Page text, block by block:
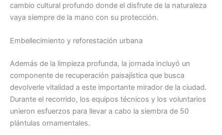
cambio cultural profundo donde el disfrute de la naturaleza
vaya siempre de la mano con su protección.
Embellecimiento y reforestación urbana
Además de la limpieza profunda, la jornada incluyó un
componente de recuperación paisajística que busca
devolverle vitalidad a este importante mirador de la ciudad.
Durante el recorrido, los equipos técnicos y los voluntarios
unieron esfuerzos para llevar a cabo la siembra de 50
plántulas ornamentales.